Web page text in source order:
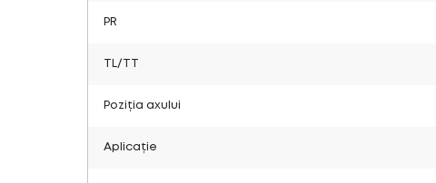
PR
TL/TT
Poziția axului
Aplicație